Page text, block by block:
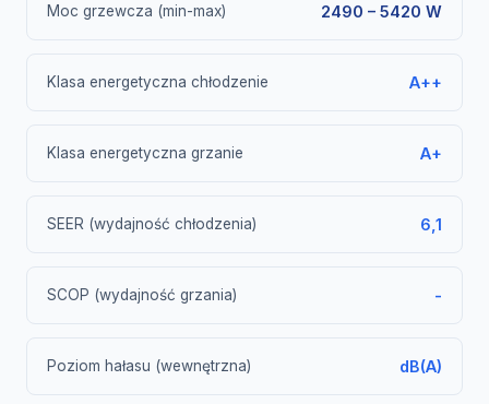
Moc grzewcza (min-max) 2490 – 5420 W
Klasa energetyczna chłodzenie A++
Klasa energetyczna grzanie A+
SEER (wydajność chłodzenia) 6,1
SCOP (wydajność grzania) -
Poziom hałasu (wewnętrzna) dB(A)